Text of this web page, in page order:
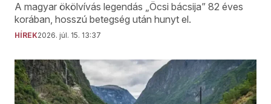
A magyar ökölvívás legendás „Öcsi bácsija” 82 éves
korában, hosszú betegség után hunyt el.
HÍREK2026. júl. 15. 13:37